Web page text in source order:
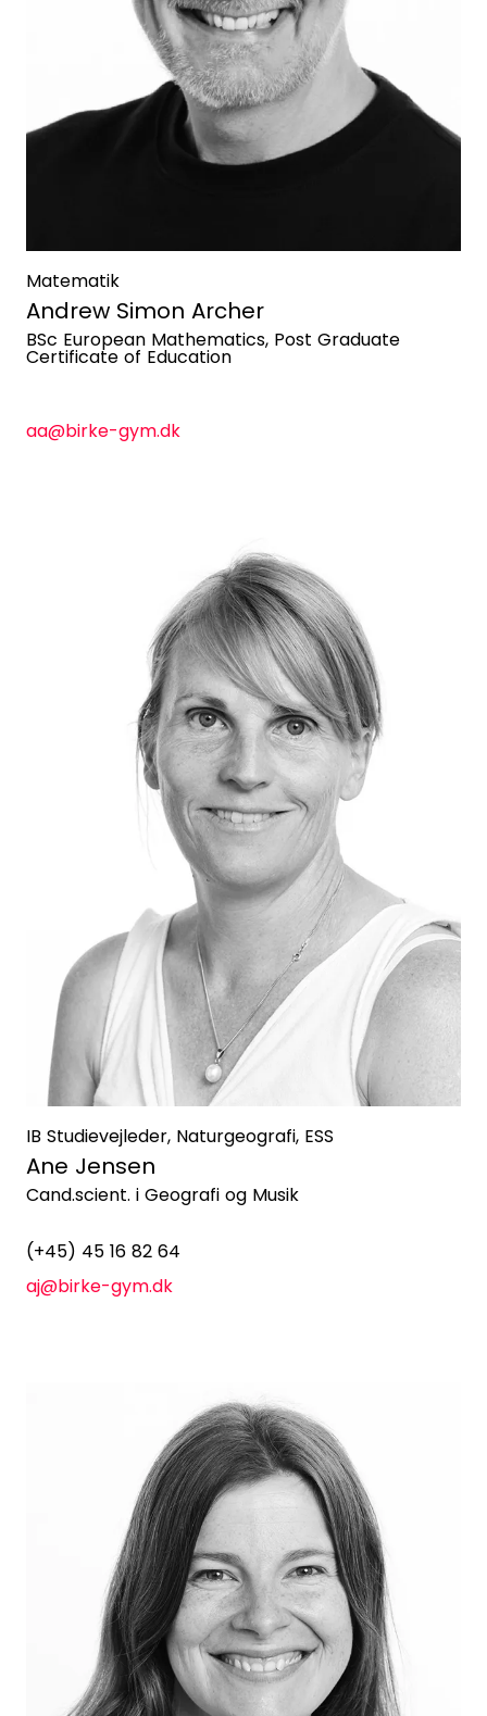
Matematik
Andrew Simon Archer
BSc European Mathematics, Post Graduate
Certificate of Education
aa@birke-gym.dk
IB Studievejleder, Naturgeografi, ESS
Ane Jensen
Cand.scient. i Geografi og Musik
(+45) 45 16 82 64
aj@birke-gym.dk